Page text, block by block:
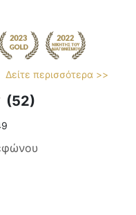
Δείτε περισσότερα >>
(52)